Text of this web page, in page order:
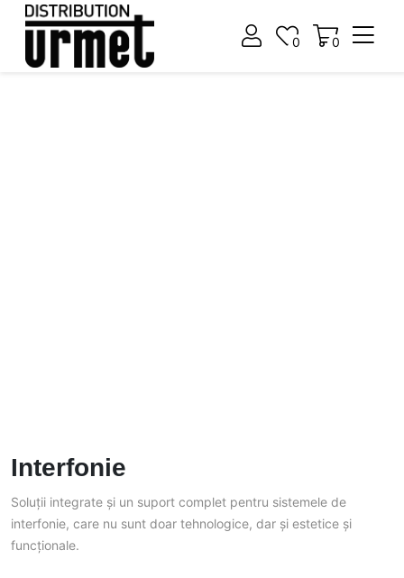
0 0
Interfonie
Soluții integrate și un suport complet pentru sistemele de
interfonie, care nu sunt doar tehnologice, dar și estetice și
funcționale.